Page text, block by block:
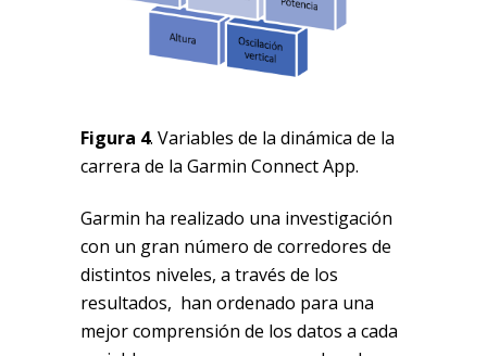
Figura 4. Variables de la dinámica de la
carrera de la Garmin Connect App.
Garmin ha realizado una investigación
con un gran número de corredores de
distintos niveles, a través de los
resultados, han ordenado para una
mejor comprensión de los datos a cada